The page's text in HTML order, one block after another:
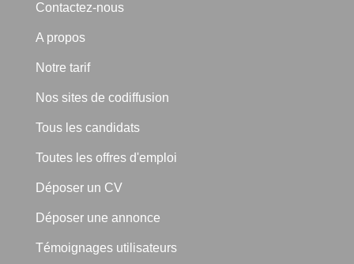
Contactez-nous
A propos
Notre tarif
Nos sites de codiffusion
Tous les candidats
Toutes les offres d'emploi
Déposer un CV
Déposer une annonce
Témoignages utilisateurs